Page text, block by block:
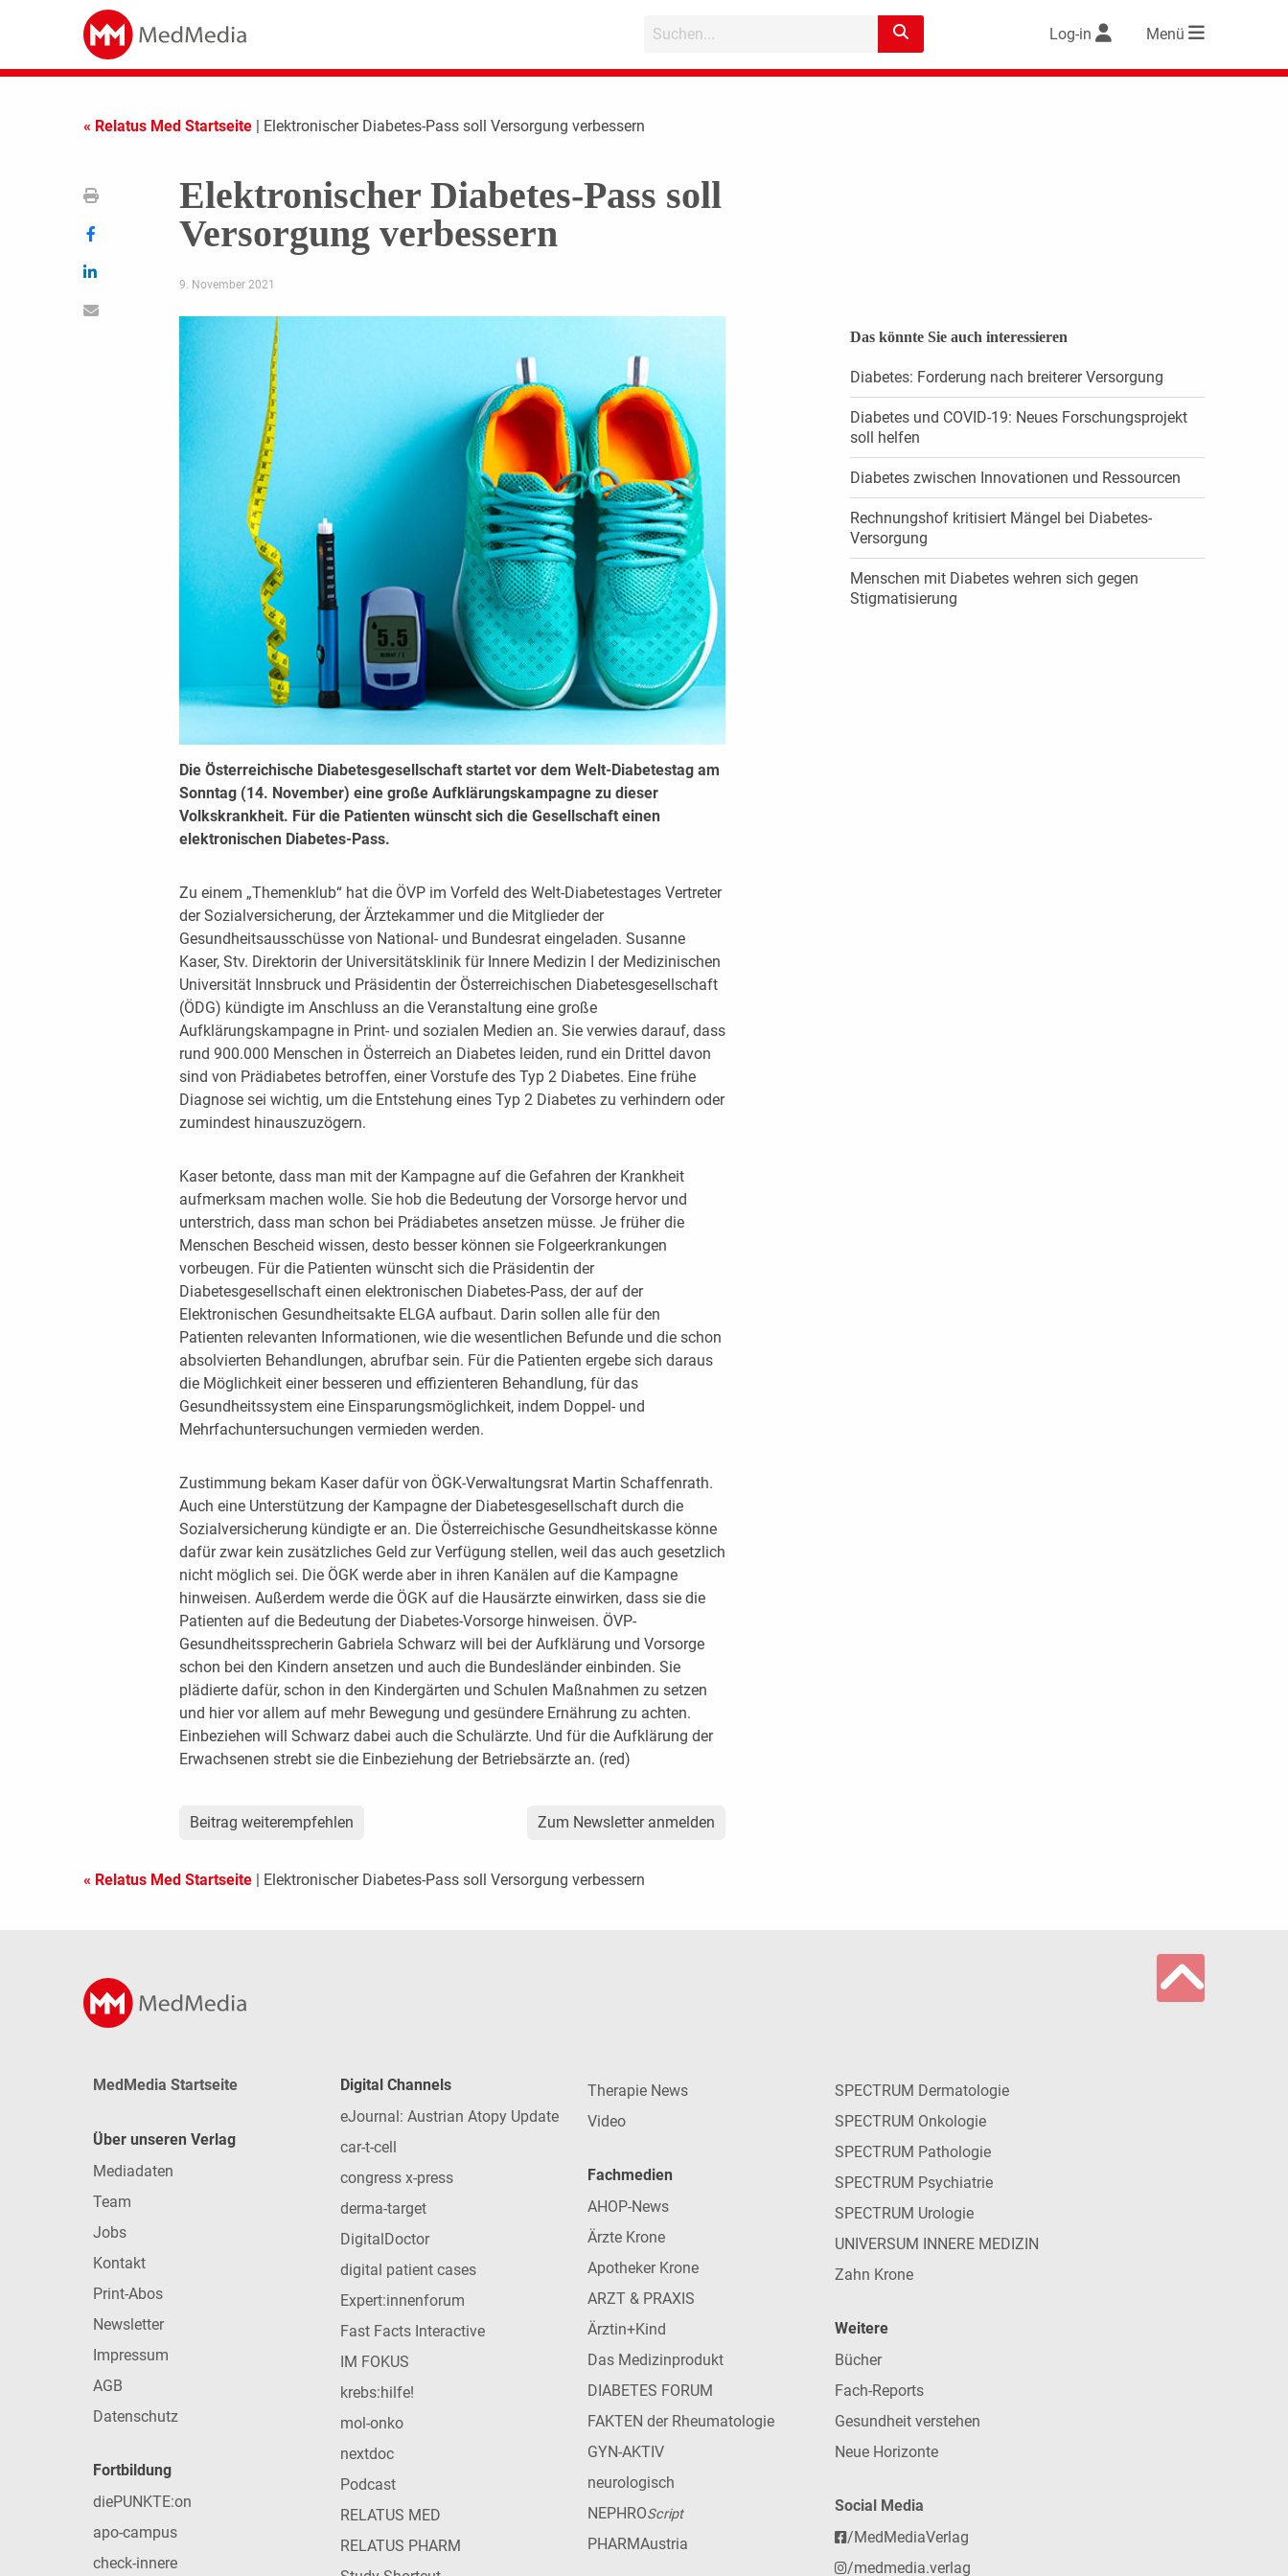
Log-in Menü
« Relatus Med Startseite | Elektronischer Diabetes-Pass soll Versorgung verbessern
Elektronischer Diabetes-Pass soll
Versorgung verbessern
9. November 2021
Die Österreichische Diabetesgesellschaft startet vor dem Welt-Diabetestag am
Sonntag (14. November) eine große Aufklärungskampagne zu dieser
Volkskrankheit. Für die Patienten wünscht sich die Gesellschaft einen
elektronischen Diabetes-Pass.
Zu einem „Themenklub“ hat die ÖVP im Vorfeld des Welt-Diabetestages Vertreter
der Sozialversicherung, der Ärztekammer und die Mitglieder der
Gesundheitsausschüsse von National- und Bundesrat eingeladen. Susanne
Kaser, Stv. Direktorin der Universitätsklinik für Innere Medizin I der Medizinischen
Universität Innsbruck und Präsidentin der Österreichischen Diabetesgesellschaft
(ÖDG) kündigte im Anschluss an die Veranstaltung eine große
Aufklärungskampagne in Print- und sozialen Medien an. Sie verwies darauf, dass
rund 900.000 Menschen in Österreich an Diabetes leiden, rund ein Drittel davon
sind von Prädiabetes betroffen, einer Vorstufe des Typ 2 Diabetes. Eine frühe
Diagnose sei wichtig, um die Entstehung eines Typ 2 Diabetes zu verhindern oder
zumindest hinauszuzögern.
Kaser betonte, dass man mit der Kampagne auf die Gefahren der Krankheit
aufmerksam machen wolle. Sie hob die Bedeutung der Vorsorge hervor und
unterstrich, dass man schon bei Prädiabetes ansetzen müsse. Je früher die
Menschen Bescheid wissen, desto besser können sie Folgeerkrankungen
vorbeugen. Für die Patienten wünscht sich die Präsidentin der
Diabetesgesellschaft einen elektronischen Diabetes-Pass, der auf der
Elektronischen Gesundheitsakte ELGA aufbaut. Darin sollen alle für den
Patienten relevanten Informationen, wie die wesentlichen Befunde und die schon
absolvierten Behandlungen, abrufbar sein. Für die Patienten ergebe sich daraus
die Möglichkeit einer besseren und effizienteren Behandlung, für das
Gesundheitssystem eine Einsparungsmöglichkeit, indem Doppel- und
Mehrfachuntersuchungen vermieden werden.
Zustimmung bekam Kaser dafür von ÖGK-Verwaltungsrat Martin Schaffenrath.
Auch eine Unterstützung der Kampagne der Diabetesgesellschaft durch die
Sozialversicherung kündigte er an. Die Österreichische Gesundheitskasse könne
dafür zwar kein zusätzliches Geld zur Verfügung stellen, weil das auch gesetzlich
nicht möglich sei. Die ÖGK werde aber in ihren Kanälen auf die Kampagne
hinweisen. Außerdem werde die ÖGK auf die Hausärzte einwirken, dass sie die
Patienten auf die Bedeutung der Diabetes-Vorsorge hinweisen. ÖVP-
Gesundheitssprecherin Gabriela Schwarz will bei der Aufklärung und Vorsorge
schon bei den Kindern ansetzen und auch die Bundesländer einbinden. Sie
plädierte dafür, schon in den Kindergärten und Schulen Maßnahmen zu setzen
und hier vor allem auf mehr Bewegung und gesündere Ernährung zu achten.
Einbeziehen will Schwarz dabei auch die Schulärzte. Und für die Aufklärung der
Erwachsenen strebt sie die Einbeziehung der Betriebsärzte an. (red)
Beitrag weiterempfehlen Zum Newsletter anmelden
Das könnte Sie auch interessieren
Diabetes: Forderung nach breiterer Versorgung
Diabetes und COVID-19: Neues Forschungsprojekt
soll helfen
Diabetes zwischen Innovationen und Ressourcen
Rechnungshof kritisiert Mängel bei Diabetes-
Versorgung
Menschen mit Diabetes wehren sich gegen
Stigmatisierung
« Relatus Med Startseite | Elektronischer Diabetes-Pass soll Versorgung verbessern
MedMedia Startseite
Über unseren Verlag
Mediadaten
Team
Jobs
Kontakt
Print-Abos
Newsletter
Impressum
AGB
Datenschutz
Fortbildung
diePUNKTE:on
apo-campus
check-innere
Digital Channels
eJournal: Austrian Atopy Update
car-t-cell
congress x-press
derma-target
DigitalDoctor
digital patient cases
Expert:innenforum
Fast Facts Interactive
IM FOKUS
krebs:hilfe!
mol-onko
nextdoc
Podcast
RELATUS MED
RELATUS PHARM
Therapie News
Video
Fachmedien
AHOP-News
Ärzte Krone
Apotheker Krone
ARZT & PRAXIS
Ärztin+Kind
Das Medizinprodukt
DIABETES FORUM
FAKTEN der Rheumatologie
GYN-AKTIV
neurologisch
NEPHROScript
PHARMAustria
SPECTRUM Dermatologie
SPECTRUM Onkologie
SPECTRUM Pathologie
SPECTRUM Psychiatrie
SPECTRUM Urologie
UNIVERSUM INNERE MEDIZIN
Zahn Krone
Weitere
Bücher
Fach-Reports
Gesundheit verstehen
Neue Horizonte
Social Media
/MedMediaVerlag
/medmedia.verlag